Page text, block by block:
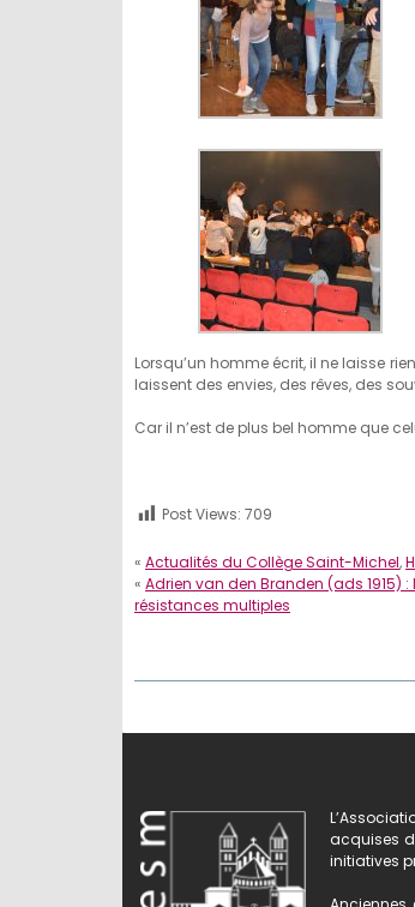
Lorsqu’un homme écrit, il ne laisse
laissent des envies, des rêves, des
Car il n’est de plus bel homme que
Post Views: 709
« Actualités du Collège Saint-Michel,
« Adrien van den Branden (ads 1915)
résistances multiples
acquises
initiatives